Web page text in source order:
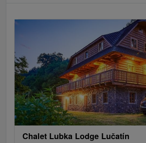
Chalet Lubka Lodge Lučatín